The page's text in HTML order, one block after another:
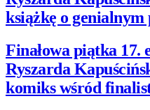
książkę o genialnym
Finałowa piątka
Ryszarda
komiks wśród